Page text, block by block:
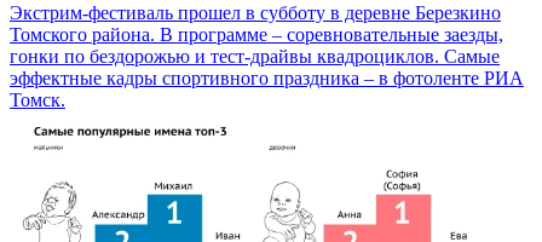
Экстрим-фестиваль прошел в субботу в деревне Березкино
Томского района. В программе – соревновательные заезды,
гонки по бездорожью и тест-драйвы квадроциклов. Самые
эффектные кадры спортивного праздника – в фотоленте РИА
Томск.